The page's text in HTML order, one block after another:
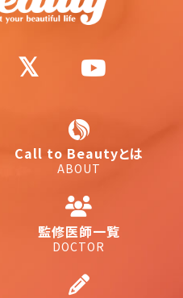
Call to Beautyとは
ABOUT
監修医師一覧
DOCTOR